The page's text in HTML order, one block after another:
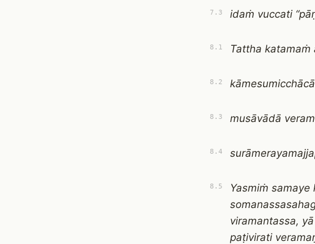
7.3 idaṁ vuccati
8.1 Tattha
8.2
8.3 musāvādā
8.4
8.5
Yasmiṁ
viramantassa,
paṭivirati